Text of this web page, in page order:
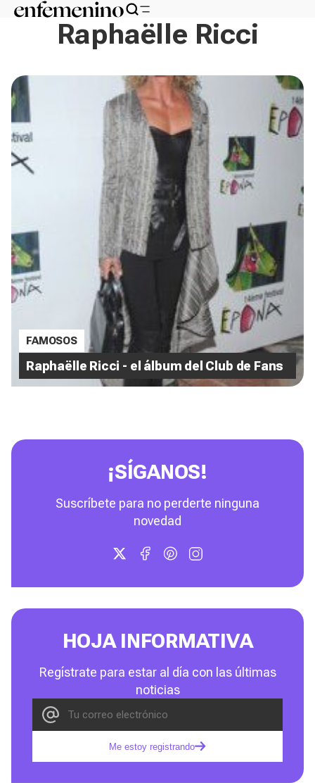
Raphaëlle Ricci
FAMOSOS
Raphaëlle Ricci - el álbum del Club de Fans
¡SÍGANOS!
Suscríbete para no perderte ninguna
novedad
HOJA INFORMATIVA
Regístrate para estar al día con las últimas
noticias
Me estoy registrando